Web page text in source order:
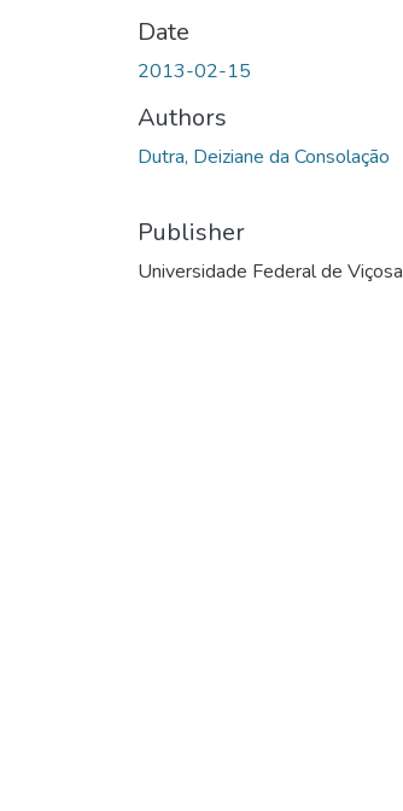
Date
2013-02-15
Authors
Dutra, Deiziane da Consolação
Publisher
Universidade Federal de Viçosa